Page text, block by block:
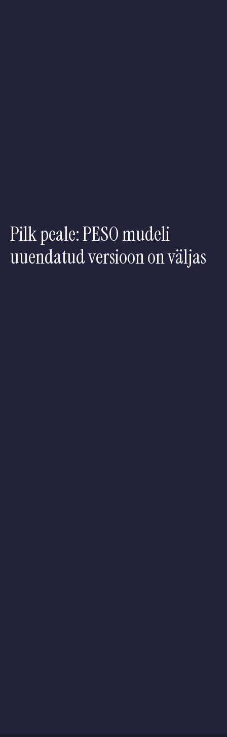
Pilk peale: PESO mudeli
uuendatud versioon on väljas